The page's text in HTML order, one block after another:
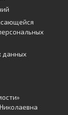
данных